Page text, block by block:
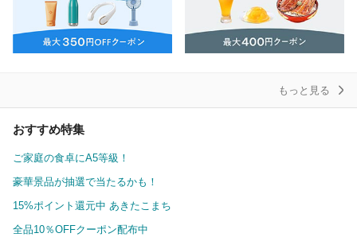
もっと見る
おすすめ特集
ご家庭の食卓にA5等級！
豪華景品が抽選で当たるかも！
15%ポイント還元中 あきたこまち
全品10％OFFクーポン配布中